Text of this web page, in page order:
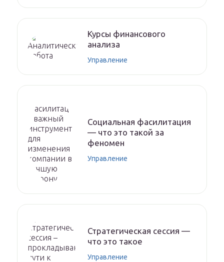
Курсы финансового
анализа
Управление
Социальная фасилитация
— что это такой за
феномен
Управление
Стратегическая сессия —
что это такое
Управление